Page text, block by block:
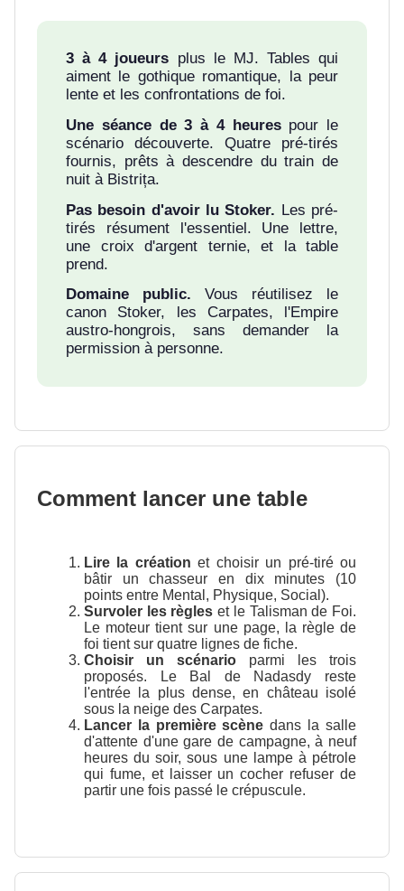
3 à 4 joueurs plus le MJ. Tables qui
aiment le gothique romantique, la peur
lente et les confrontations de foi.
Une séance de 3 à 4 heurespour le
scénario découverte. Quatre pré-tirés
fournis, prêts à descendre du train de
nuit à Bistrița.
Pas besoin d'avoir lu Stoker. Les pré-
tirés résument l'essentiel. Une lettre,
une croix d'argent ternie, et la table
prend.
Domaine public. Vous réutilisez le
canon Stoker, les Carpates, l'Empire
austro-hongrois, sans demander la
permission à personne.
Comment lancer une table
Lire la création et choisir un pré-tiré ou
bâtir un chasseur en dix minutes (10
points entre Mental, Physique, Social).
Survoler les règles et le Talisman de Foi.
Le moteur tient sur une page, la règle de
foi tient sur quatre lignes de fiche.
Choisir un scénario parmi les trois
proposés. Le Bal de Nadasdy reste
l'entrée la plus dense, en château isolé
sous la neige des Carpates.
Lancer la première scène dans la salle
d'attente d'une gare de campagne, à neuf
heures du soir, sous une lampe à pétrole
qui fume, et laisser un cocher refuser de
partir une fois passé le crépuscule.